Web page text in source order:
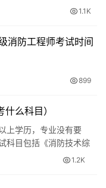
；或者取得消防工程
学位或者研究生班毕
术工作满2年；或者
工作满3年。
位，工作满2年，其
取得消防工程相关专
1.1K
消防工程师考试时间
899
么科目）
上学历，专业没有要
科目包括《消防技术综
二级消防工程师报考
1.2K